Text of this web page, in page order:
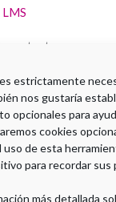
estrictamente
nos gustaría
opcionales para
cookies
uso de esta
para recordar sus
más detallada
content
2 3